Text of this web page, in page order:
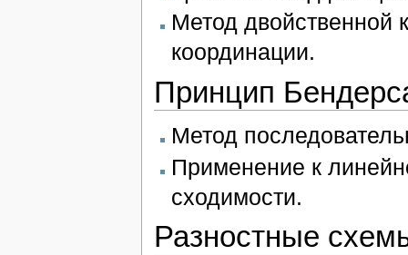
Метод двойственной
координации.
Принцип
Метод
Применение к
сходимости.
Разностные